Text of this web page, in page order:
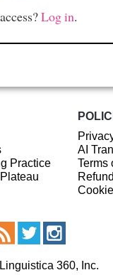
Log in.
Practice
AI
Terms
360, Inc.